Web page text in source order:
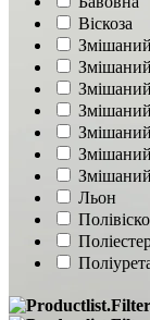
Віскоза
Льон